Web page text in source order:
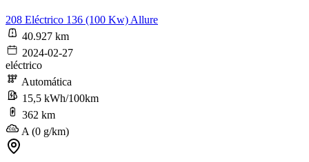
208 Eléctrico 136 (100 Kw) Allure
40.927 km
2024-02-27
eléctrico
Automática
15,5 kWh/100km
362 km
A (0 g/km)